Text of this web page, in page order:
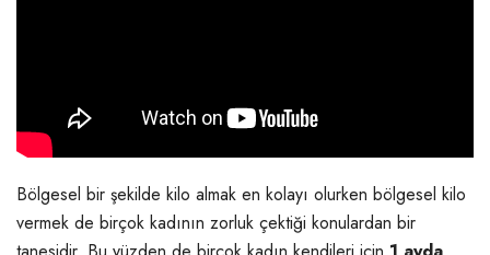
Bölgesel bir şekilde kilo almak en kolayı olurken bölgesel kilo
vermek de birçok kadının zorluk çektiği konulardan bir